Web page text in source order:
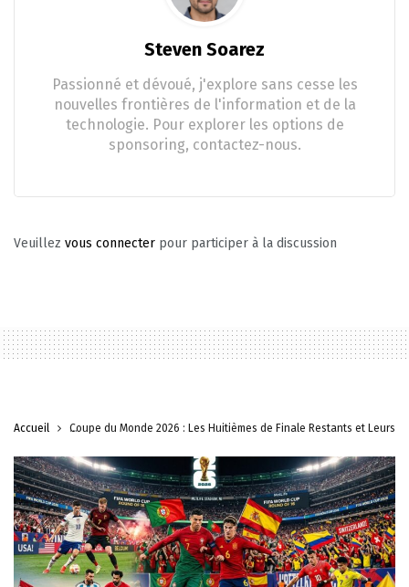
Steven Soarez
Passionné et dévoué, j'explore sans cesse les
nouvelles frontières de l'information et de la
technologie. Pour explorer les options de
sponsoring, contactez-nous.
Veuillez vous connecter pour participer à la discussion
Accueil Coupe du Monde 2026 : Les Huitièmes de Finale Restants et